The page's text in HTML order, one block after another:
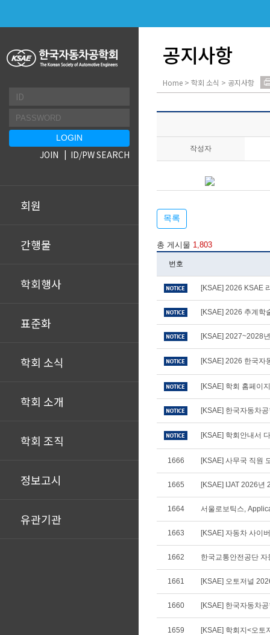
회원
간행물
학회행사
표준화
학회 소식
학회 소개
학회 조직
정보고시
유관기관
JOIN ID/PW SEARCH
공지사항
Home > 학회 소식 > 공지사항
작성자
목록
총 게시물 1,803
번호
[KSAE] 2026 KSAE
[KSAE] 2026 추계학
[KSAE] 2027~2028
[KSAE] 2026 한국자
[KSAE] 학회 홈페이
[KSAE] 한국자동차
[KSAE] 학회안내서
1666 [KSAE] 사무국 직원
1665 [KSAE] IJAT 2026년
1664 서울로보틱스,
1663 [KSAE] 자동차 사이
1662 한국교통안전공단
1661 [KSAE] 오토저널
1660 [KSAE] 한국자동차
1659 [KSAE] 학회지<오토